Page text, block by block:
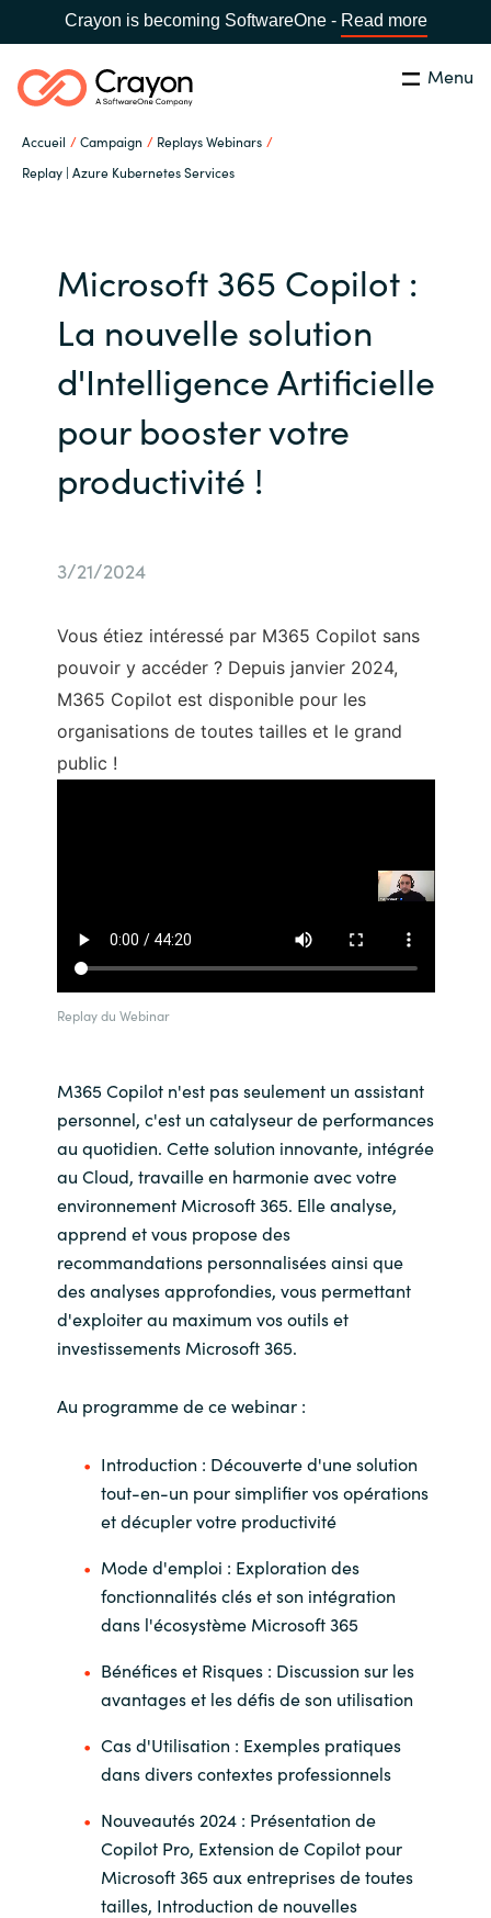
Crayon is becoming SoftwareOne - Read more
Menu
Accueil Campaign
Replays Webinars
Replay | Azure Kubernetes Services
Global site
Austria
Denmark
Estonia
Finland
Iceland
Indonesia
Kingdom of Saudi Arabia
Kuwait
Latvia
Lithuania
Malaysia
Middle East
Netherlands
Norway
Oman
Philippines
Poland
Portugal
Romania
Rechercher Fermer
Notre expertise
Ressources
A propos de Crayon
Secteur Public
Carrières
Microsoft 365 Copilot :
La nouvelle solution
d'Intelligence Artificielle
pour booster votre
productivité !
3/21/2024
Vous étiez intéressé par M365 Copilot sans
pouvoir y accéder ? Depuis janvier 2024,
M365 Copilot est disponible pour les
organisations de toutes tailles et le grand
public !
Replay du Webinar
M365 Copilot n'est pas seulement un assistant
personnel, c'est un catalyseur de performances
au quotidien. Cette solution innovante, intégrée
au Cloud, travaille en harmonie avec votre
environnement Microsoft 365. Elle analyse,
apprend et vous propose des
recommandations personnalisées ainsi que
des analyses approfondies, vous permettant
d'exploiter au maximum vos outils et
investissements Microsoft 365.
Au programme de ce webinar :
Introduction : Découverte d'une solution
tout-en-un pour simplifier vos opérations
et décupler votre productivité
Mode d'emploi : Exploration des
fonctionnalités clés et son intégration
dans l'écosystème Microsoft 365
Bénéfices et Risques : Discussion sur les
avantages et les défis de son utilisation
Cas d'Utilisation : Exemples pratiques
dans divers contextes professionnels
Nouveautés 2024 : Présentation de
Copilot Pro, Extension de Copilot pour
Microsoft 365 aux entreprises de toutes
tailles, Introduction de nouvelles